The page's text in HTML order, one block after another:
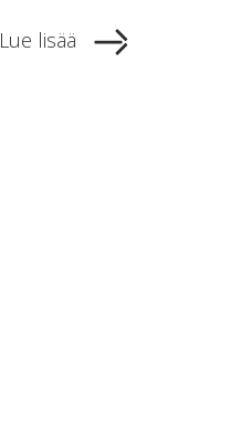
Lue lisää